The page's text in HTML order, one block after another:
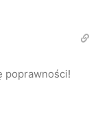
poprawności!